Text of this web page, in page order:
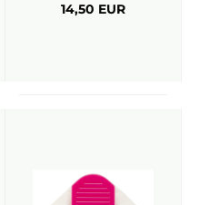
14,50 EUR